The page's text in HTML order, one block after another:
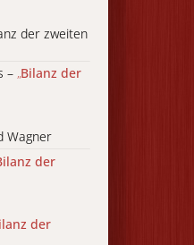
der zweiten
– „Bilanz der
Wagner
der
der